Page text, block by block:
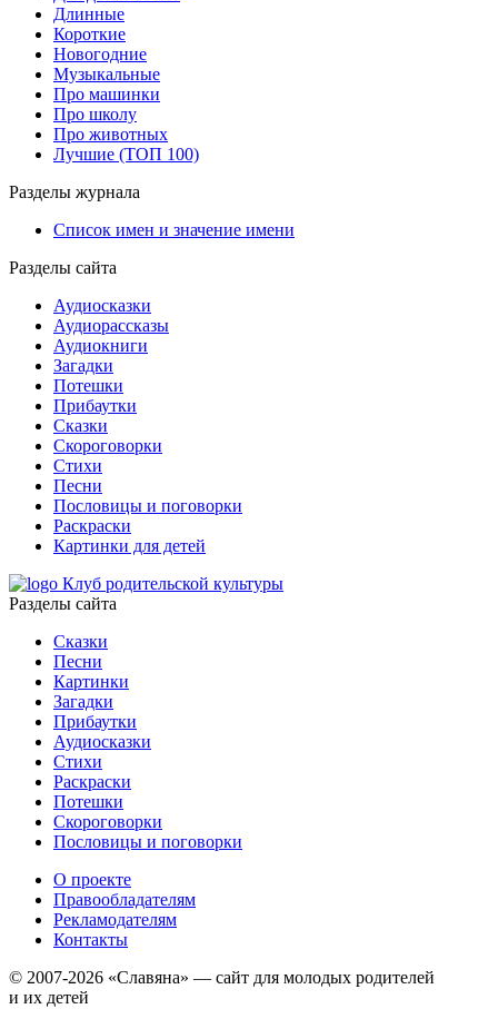
Длинные
Короткие
Новогодние
Музыкальные
Про машинки
Про школу
Про животных
Лучшие (ТОП 100)
Разделы журнала
Список имен и значение имени
Разделы сайта
Аудиосказки
Аудиорассказы
Аудиокниги
Загадки
Потешки
Прибаутки
Сказки
Скороговорки
Стихи
Песни
Пословицы и поговорки
Раскраски
Картинки для детей
Клуб родительской культуры
Разделы сайта
Сказки
Песни
Картинки
Загадки
Прибаутки
Аудиосказки
Стихи
Раскраски
Потешки
Скороговорки
Пословицы и поговорки
О проекте
Правообладателям
Рекламодателям
Контакты
© 2007-2026 «Славяна» — сайт для молодых родителей
и их детей